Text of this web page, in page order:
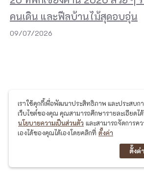
คนเดิน และฟีลบ้านไม้สุดอบอุ่น
09/07/2026
เราใช้คุกกี้เพื่อพัฒนาประสิทธิภาพ และประสบก
เว็บไซต์ของคุณ คุณสามารถศึกษารายละเอียดไ
นโยบายความเป็นส่วนตัว และสามารถจัดการค
เองได้ของคุณได้เองโดยคลิกที่ ตั้งค่า
ตั้งค่า